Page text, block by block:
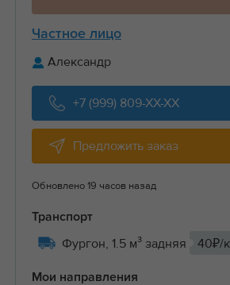
Частное лицо
Александр
+7 (999) 809-XX-XX
Предложить заказ
Обновлено 19 часов назад
Транспорт
Фургон, 1.5 м³ задняя 40₽/
Мои направления